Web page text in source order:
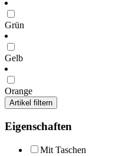
Grün
Gelb
Orange
Artikel filtern
Eigenschaften
Mit Taschen